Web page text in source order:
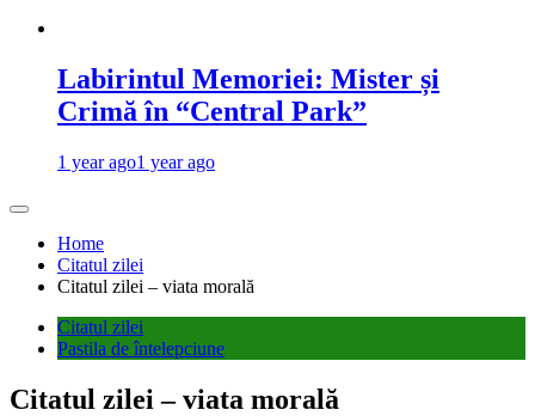
Labirintul Memoriei: Mister și
Crimă în “Central Park”
1 year ago1 year ago
Home
Citatul zilei
Citatul zilei – viata morală
Citatul zilei
Pastila de întelepciune
Citatul zilei – viata morală